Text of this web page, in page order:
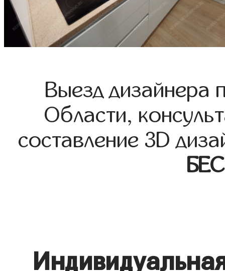
Выезд дизайнера
Области,
составление 3D